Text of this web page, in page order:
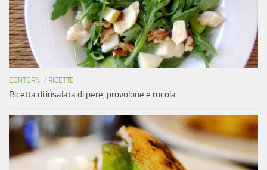
CONTORNI / RICETTE
Ricetta di insalata di pere, provolone e rucola